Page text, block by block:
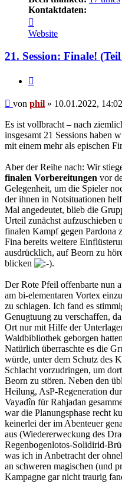
Kontaktdaten:
von
phil
Website
21. Session: Finale!
Beitrag
von phil » 10.01.2022, 14:02
Es ist vollbracht – nach
insgesamt 21 Sessions haben
mit einem mehr als epischen
Aber der Reihe nach: Wir
finalen Vorbereitungen vor
Gelegenheit, um die Spieler
der ihnen in Notsituationen
Mal angedeutet, blieb die
Urteil zunächst aufzuschieben
finalen Kampf gegen Pardona
Fina bereits weitere
ausdrücklich, auf Beorn zu
blicken
.
Der Rote Pfeil offenbarte nun
am bi-elementaren Vortex
zu schlagen. Ich fand es
Genugtuung zu verschaffen,
Ort nur mit Hilfe der
Waldbibliothek geborgen
Natürlich überraschte es die
würde, unter dem Schutz des
Schlacht vorzudringen, um
Beorn zu stören. Neben den
Heilung, AsP-Regeneration
Vayadîn für Rahjadan
war die Planungsphase recht
keinerlei der im Abenteuer
aus (Wiedererweckung des
Regenbogenlotos-Solidirid-
was ich in Anbetracht der
an schweren magischen (und
Kampagne gar nicht traurig